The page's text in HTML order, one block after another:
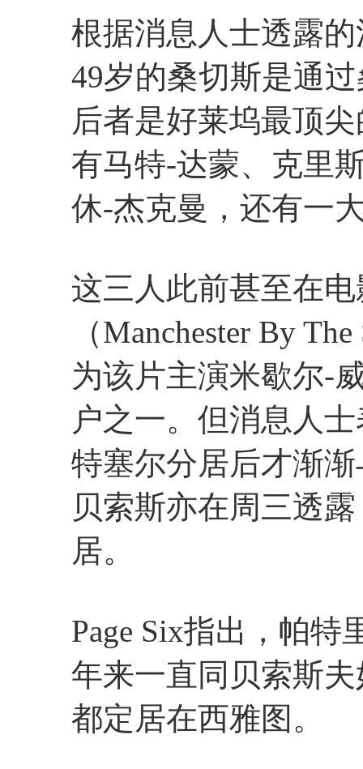
根据消息人士透露
49岁的桑切斯是通
后者是好莱坞最顶
有马特-达蒙、克里
休-杰克曼，还有一
这三人此前甚至在
（Manchester By
为该片主演米歇尔-
户之一。但消息人
特塞尔分居后才渐
贝索斯亦在周三透
居。
Page Six指出，帕
年来一直同贝索斯
都定居在西雅图。